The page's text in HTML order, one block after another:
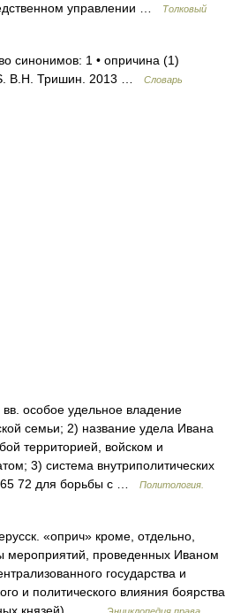
управлении …
Толковый
синонимов: 1 • опричина (1)
В.Н. Тришин. 2013 …
Словарь
особое удельное владение
семьи; 2) название удела Ивана
территорией, войском и
3) система внутриполитических
72 для борьбы с …
Политология.
«оприч» кроме, отдельно,
мероприятий, проведенных Иваном
государства и
и политического влияния боярства